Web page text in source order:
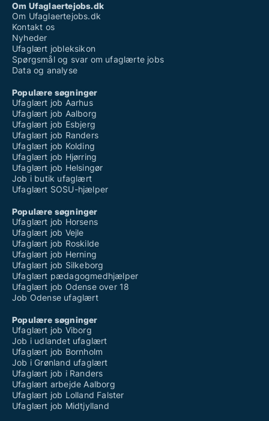
Om Ufaglaertejobs.dk
Om Ufaglaertejobs.dk
Kontakt os
Nyheder
Ufaglært jobleksikon
Spørgsmål og svar om ufaglærte jobs
Data og analyse
Populære søgninger
Ufaglært job Aarhus
Ufaglært job Aalborg
Ufaglært job Esbjerg
Ufaglært job Randers
Ufaglært job Kolding
Ufaglært job Hjørring
Ufaglært job Helsingør
Job i butik ufaglært
Ufaglært SOSU-hjælper
Populære søgninger
Ufaglært job Horsens
Ufaglært job Vejle
Ufaglært job Roskilde
Ufaglært job Herning
Ufaglært job Silkeborg
Ufaglært pædagogmedhjælper
Ufaglært job Odense over 18
Job Odense ufaglært
Populære søgninger
Ufaglært job Viborg
Job i udlandet ufaglært
Ufaglært job Bornholm
Job i Grønland ufaglært
Ufaglært job i Randers
Ufaglært arbejde Aalborg
Ufaglært job Lolland Falster
Ufaglært job Midtjylland